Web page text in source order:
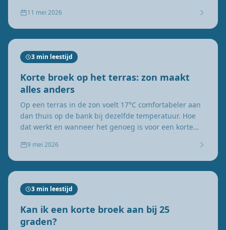
11 mei 2026
3 min leestijd
Korte broek op het terras: zon maakt
alles anders
Op een terras in de zon voelt 17°C comfortabeler aan
dan thuis op de bank bij dezelfde temperatuur. Hoe
dat werkt en wanneer het genoeg is voor een korte
9 mei 2026
3 min leestijd
Kan ik een korte broek aan bij 25
graden?